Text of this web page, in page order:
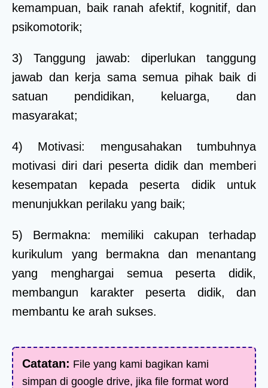
kemampuan, baik ranah afektif, kognitif, dan
psikomotorik;
3) Tanggung jawab: diperlukan tanggung
jawab dan kerja sama semua pihak baik di
satuan pendidikan, keluarga, dan
masyarakat;
4) Motivasi: mengusahakan tumbuhnya
motivasi diri dari peserta didik dan memberi
kesempatan kepada peserta didik untuk
menunjukkan perilaku yang baik;
5) Bermakna: memiliki cakupan terhadap
kurikulum yang bermakna dan menantang
yang menghargai semua peserta didik,
membangun karakter peserta didik, dan
membantu ke arah sukses.
Catatan: File yang kami bagikan kami
simpan di google drive, jika file format word